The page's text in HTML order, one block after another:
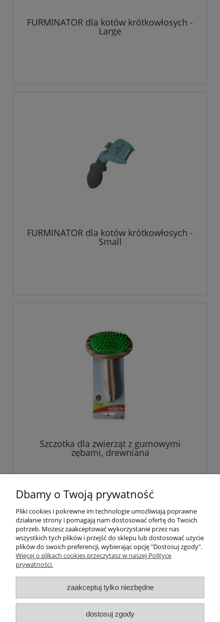
FURMINATOR dla kotów krótkowłosych -
Large
FURMINATOR dla kotów krótkowłosych -
Small
Szczotka dla zwierząt z gumowymi
zębami, drewniana
Pomoc
Moje konto
Informacje
Dbamy o Twoją prywatność
Pliki cookies i pokrewne im technologie umożliwiają poprawne
działanie strony i pomagają nam dostosować ofertę do Twoich
potrzeb. Możesz zaakceptować wykorzystanie przez nas
wszystkich tych plików i przejść do sklepu lub dostosować użycie
plików do swoich preferencji, wybierając opcję "Dostosuj zgody".
Więcej o plikach cookies przeczytasz w naszej Polityce
prywatności.
zaakceptuj tylko niezbędne
dostosuj zgody